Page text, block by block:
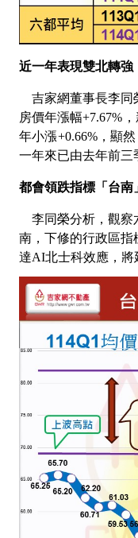
近一年表現雙北轉強
吉家網董事長李同
房價年漲幅+7.67%
年小漲+0.66%，顯
一年來已由去年前三
都會領跌指標「台南
李同榮分析，觀察
南，下修的行政區指
達AI北士科效應，將